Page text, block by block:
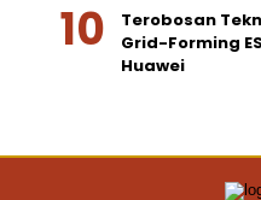
Terobosan
Grid-Forming
Huawei